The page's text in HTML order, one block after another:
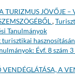
TURIZMUS JÖVŐJE
,
Tanulmányok
Évf. 8 szám
VENDÉGLÁTÁSA, A